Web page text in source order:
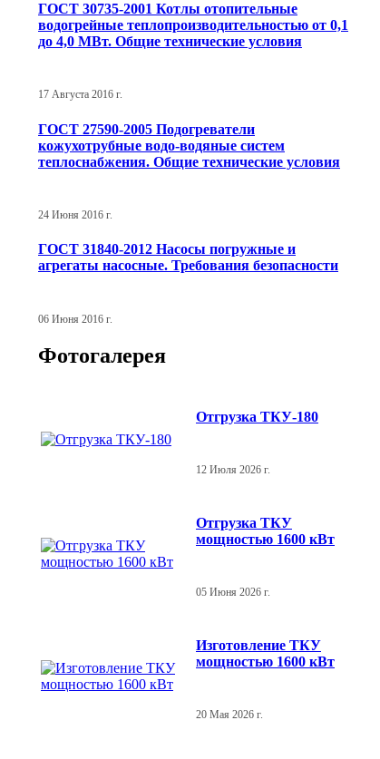
ГОСТ 30735-2001 Котлы отопительные
водогрейные теплопроизводительностью от 0,1
до 4,0 МВт. Общие технические условия
17 Августа 2016 г.
ГОСТ 27590-2005 Подогреватели
кожухотрубные водо-водяные систем
теплоснабжения. Общие технические условия
24 Июня 2016 г.
ГОСТ 31840-2012 Насосы погружные и
агрегаты насосные. Требования безопасности
06 Июня 2016 г.
Фотогалерея
Отгрузка ТКУ-180
12 Июля 2026 г.
Отгрузка ТКУ
мощностью 1600 кВт
05 Июня 2026 г.
Изготовление ТКУ
мощностью 1600 кВт
20 Мая 2026 г.